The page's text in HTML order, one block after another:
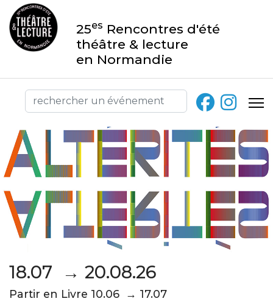
25es Rencontres d'été
théâtre & lecture
en Normandie
18.07 → 20.08.26
Partir en Livre 10.06 → 17.07